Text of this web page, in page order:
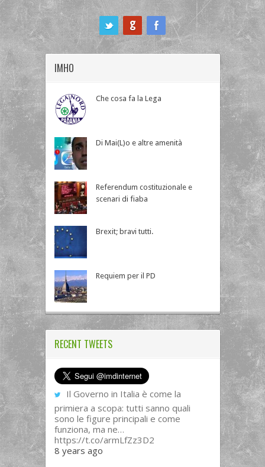
IMHO
Che cosa fa la Lega
Di Mai(L)o e altre amenità
Referendum costituzionale e
scenari di fiaba
Brexit; bravi tutti.
Requiem per il PD
RECENT TWEETS
Il Governo in Italia è come la
primiera a scopa: tutti sanno quali
sono le figure principali e come
funziona, ma ne…
https://t.co/armLfZz3D2
8 years ago